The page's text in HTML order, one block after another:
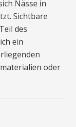
Nässe in
Sichtbare
des
ein
oder